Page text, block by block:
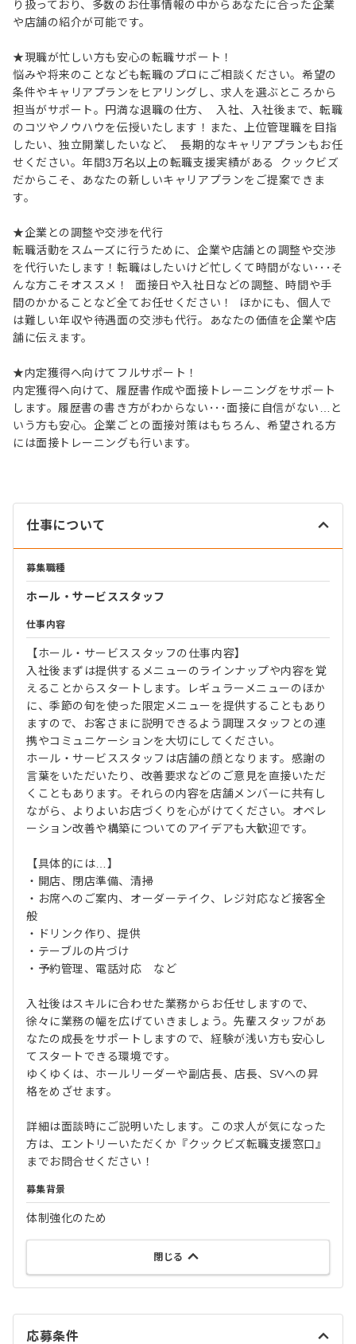
り扱っており、多数のお仕事情報の中からあなたに合った企業
や店舗の紹介が可能です。
★現職が忙しい方も安心の転職サポート！
悩みや将来のことなども転職のプロにご相談ください。希望の
条件やキャリアプランをヒアリングし、求人を選ぶところから
担当がサポート。円満な退職の仕方、 入社、入社後まで、転職
のコツやノウハウを伝授いたします！また、上位管理職を目指
したい、独立開業したいなど、 長期的なキャリアプランもお任
せください。年間3万名以上の転職支援実績がある クックビズ
だからこそ、あなたの新しいキャリアプランをご提案できま
す。
★企業との調整や交渉を代行
転職活動をスムーズに行うために、企業や店舗との調整や交渉
を代行いたします！転職はしたいけど忙しくて時間がない･･･そ
んな方こそオススメ！ 面接日や入社日などの調整、時間や手
間のかかることなど全てお任せください！ ほかにも、個人で
は難しい年収や待遇面の交渉も代行。あなたの価値を企業や店
舗に伝えます。
★内定獲得へ向けてフルサポート！
内定獲得へ向けて、履歴書作成や面接トレーニングをサポート
します。履歴書の書き方がわからない･･･面接に自信がない…と
いう方も安心。企業ごとの面接対策はもちろん、希望される方
には面接トレーニングも行います。
仕事について
募集職種
ホール・サービススタッフ
仕事内容
【ホール・サービススタッフの仕事内容】
入社後まずは提供するメニューのラインナップや内容を覚
えることからスタートします。レギュラーメニューのほか
に、季節の旬を使った限定メニューを提供することもあり
ますので、お客さまに説明できるよう調理スタッフとの連
携やコミュニケーションを大切にしてください。
ホール・サービススタッフは店舗の顔となります。感謝の
言葉をいただいたり、改善要求などのご意見を直接いただ
くこともあります。それらの内容を店舗メンバーに共有し
ながら、よりよいお店づくりを心がけてください。オペレ
ーション改善や構築についてのアイデアも大歓迎です。
【具体的には…】
・開店、閉店準備、清掃
・お席へのご案内、オーダーテイク、レジ対応など接客全
般
・ドリンク作り、提供
・テーブルの片づけ
・予約管理、電話対応 など
入社後はスキルに合わせた業務からお任せしますので、
徐々に業務の幅を広げていきましょう。先輩スタッフがあ
なたの成長をサポートしますので、経験が浅い方も安心し
てスタートできる環境です。
ゆくゆくは、ホールリーダーや副店長、店長、SVへの昇
格をめざせます。
詳細は面談時にご説明いたします。この求人が気になった
方は、エントリーいただくか『クックビズ転職支援窓口』
までお問合せください！
募集背景
体制強化のため
閉じる
応募条件